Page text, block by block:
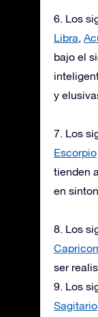
6. Los
Libra,
bajo el
y
7. Los
Escorpio
tienden
en
8. Los
ser
9. Los
Sagitario